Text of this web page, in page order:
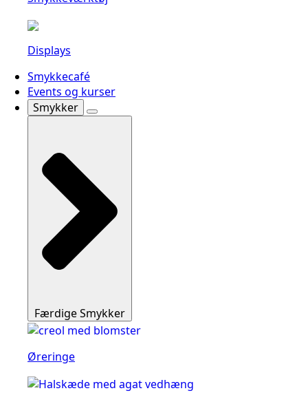
Displays
Smykkecafé
Events og kurser
Smykker
Færdige Smykker
Øreringe